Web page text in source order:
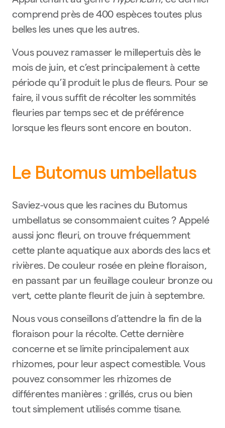
comprend près de 400 espèces toutes plus
belles les unes que les autres.
Vous pouvez ramasser le millepertuis dès le
mois de juin, et c’est principalement à cette
période qu’il produit le plus de fleurs. Pour se
faire, il vous suffit de récolter les sommités
fleuries par temps sec et de préférence
lorsque les fleurs sont encore en bouton.
Le Butomus umbellatus
Saviez-vous que les racines du Butomus
umbellatus se consommaient cuites ? Appelé
aussi jonc fleuri, on trouve fréquemment
cette plante aquatique aux abords des lacs et
rivières. De couleur rosée en pleine floraison,
en passant par un feuillage couleur bronze ou
vert, cette plante fleurit de juin à septembre.
Nous vous conseillons d’attendre la fin de la
floraison pour la récolte. Cette dernière
concerne et se limite principalement aux
rhizomes, pour leur aspect comestible. Vous
pouvez consommer les rhizomes de
différentes manières : grillés, crus ou bien
tout simplement utilisés comme tisane.